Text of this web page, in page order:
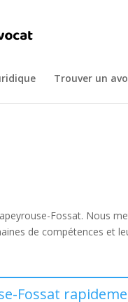
Trouver un
Fossat. Nous
de compétences et
Fossat